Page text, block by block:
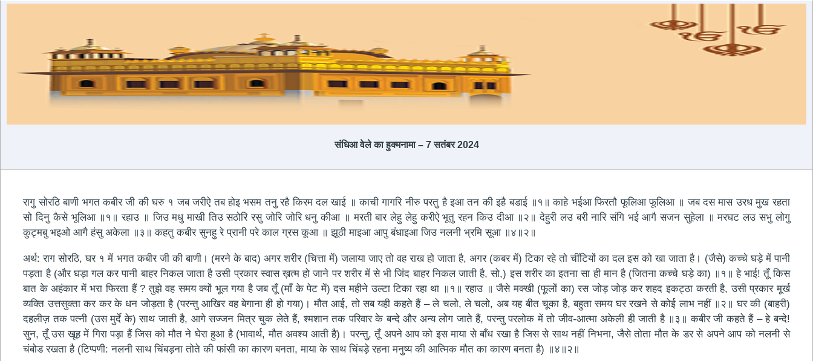
संधिआ वेले का हुक्मनामा – 7 सतंबर 2024
रागु सोरठि बाणी भगत कबीर जी की घरु १ जब जरीऐ तब होइ भसम तनु रहै किरम दल खाई ॥ काची गागरि नीरु परतु है इआ तन की इहै बडाई ॥१॥ काहे भईआ फिरतौ फूलिआ फूलिआ ॥ जब दस मास उरध मुख रहता
सो दिनु कैसे भूलिआ ॥१॥ रहाउ ॥ जिउ मधु माखी तिउ सठोरि रसु जोरि जोरि धनु कीआ ॥ मरती बार लेहु लेहु करीऐ भूतु रहन किउ दीआ ॥२॥ देहुरी लउ बरी नारि संगि भई आगै सजन सुहेला ॥ मरघट लउ सभु लोगु
कुट्मबु भइओ आगै हंसु अकेला ॥३॥ कहतु कबीर सुनहु रे प्रानी परे काल ग्रस कूआ ॥ झूठी माइआ आपु बंधाइआ जिउ नलनी भ्रमि सूआ ॥४॥२॥
अर्थ: राग सोरठि, घर १ में भगत कबीर जी की बाणी। (मरने के बाद) अगर शरीर (चित्ता में) जलाया जाए तो वह राख हो जाता है, अगर (कबर में) टिका रहे तो चींटियों का दल इस को खा जाता है। (जैसे) कच्चे घड़े में पानी
पड़ता है (और घड़ा गल कर पानी बाहर निकल जाता है उसी प्रकार स्वास ख़त्म हो जाने पर शरीर में से भी जिंद बाहर निकल जाती है, सो,) इस शरीर का इतना सा ही मान है (जितना कच्चे घड़े का) ॥१॥ हे भाई! तूँ किस
बात के अहंकार में भरा फिरता हैं ? तुझे वह समय क्यों भूल गया है जब तूँ (माँ के पेट में) दस महीने उल्टा टिका रहा था ॥१॥ रहाउ ॥ जैसे मक्खी (फूलों का) रस जोड़ जोड़ कर शहद इकट्ठा करती है, उसी प्रकार मूर्ख
व्यक्ति उत्तसुक्ता कर कर के धन जोड़ता है (परन्तु आखिर वह बेगाना ही हो गया)। मौत आई, तो सब यही कहते हैं – ले चलो, ले चलो, अब यह बीत चूका है, बहुता समय घर रखने से कोई लाभ नहीं ॥२॥ घर की (बाहरी)
दहलीज़ तक पत्नी (उस मुर्दे के) साथ जाती है, आगे सज्जन मित्र चुक लेते हैं, श्मशान तक परिवार के बन्दे और अन्य लोग जाते हैं, परन्तु परलोक में तो जीव-आत्मा अकेली ही जाती है ॥३॥ कबीर जी कहते हैं – हे बन्दे!
सुन, तूँ उस खूह में गिरा पड़ा हैं जिस को मौत ने घेरा हुआ है (भावार्थ, मौत अवश्य आती है)। परन्तु, तूँ अपने आप को इस माया से बाँध रखा है जिस से साथ नहीं निभना, जैसे तोता मौत के डर से अपने आप को नलनी से
चंबोड रखता है (टिप्पणी: नलनी साथ चिंबड़ना तोते की फांसी का कारण बनता, माया के साथ चिंबड़े रहना मनुष्य की आत्मिक मौत का कारण बनता है) ॥४॥२॥